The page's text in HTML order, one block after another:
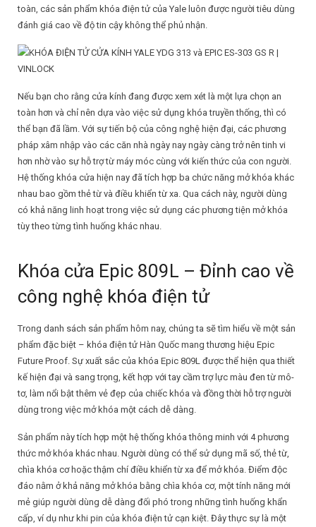
toàn, các sản phẩm khóa điện tử của Yale luôn được người tiêu dùng
đánh giá cao về độ tin cậy không thể phủ nhận.
Nếu bạn cho rằng cửa kính đang được xem xét là một lựa chọn an
toàn hơn và chỉ nên dựa vào việc sử dụng khóa truyền thống, thì có
thể bạn đã lầm. Với sự tiến bộ của công nghệ hiện đại, các phương
pháp xâm nhập vào các căn nhà ngày nay ngày càng trở nên tinh vi
hơn nhờ vào sự hỗ trợ từ máy móc cùng với kiến thức của con người.
Hệ thống khóa cửa hiện nay đã tích hợp ba chức năng mở khóa khác
nhau bao gồm thẻ từ và điều khiển từ xa. Qua cách này, người dùng
có khả năng linh hoạt trong việc sử dụng các phương tiện mở khóa
tùy theo từng tình huống khác nhau.
Khóa cửa Epic 809L – Đỉnh cao về
công nghệ khóa điện tử
Trong danh sách sản phẩm hôm nay, chúng ta sẽ tìm hiểu về một sản
phẩm đặc biệt – khóa điện tử Hàn Quốc mang thương hiệu Epic
Future Proof. Sự xuất sắc của khóa Epic 809L được thể hiện qua thiết
kế hiện đại và sang trọng, kết hợp với tay cầm trợ lực màu đen từ mô-
tơ, làm nổi bật thêm vẻ đẹp của chiếc khóa và đồng thời hỗ trợ người
dùng trong việc mở khóa một cách dễ dàng.
Sản phẩm này tích hợp một hệ thống khóa thông minh với 4 phương
thức mở khóa khác nhau. Người dùng có thể sử dụng mã số, thẻ từ,
chìa khóa cơ hoặc thậm chí điều khiển từ xa để mở khóa. Điểm độc
đáo nằm ở khả năng mở khóa bằng chìa khóa cơ, một tính năng mới
mẻ giúp người dùng dễ dàng đối phó trong những tình huống khẩn
cấp, ví dụ như khi pin của khóa điện tử cạn kiệt. Đây thực sự là một